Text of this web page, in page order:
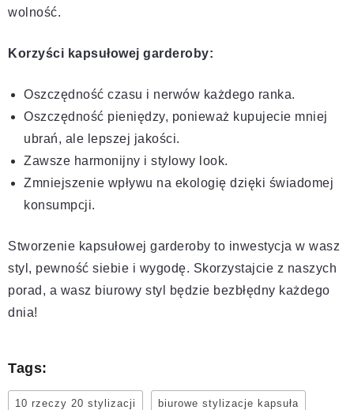
wolność.
Korzyści kapsułowej garderoby:
Oszczędność czasu i nerwów każdego ranka.
Oszczędność pieniędzy, ponieważ kupujecie mniej
ubrań, ale lepszej jakości.
Zawsze harmonijny i stylowy look.
Zmniejszenie wpływu na ekologię dzięki świadomej
konsumpcji.
Stworzenie kapsułowej garderoby to inwestycja w wasz
styl, pewność siebie i wygodę. Skorzystajcie z naszych
porad, a wasz biurowy styl będzie bezbłędny każdego
dnia!
Tags:
10 rzeczy 20 stylizacji biurowe stylizacje kapsuła